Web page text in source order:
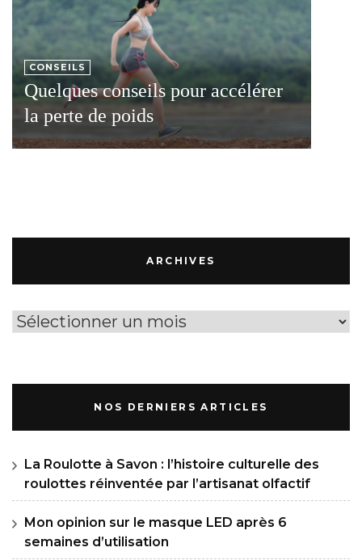
CONSEILS
Quelques conseils pour accélérer
la perte de poids
ARCHIVES
Archives
NOS DERNIERS ARTICLES
La Roulotte à Savon : l’histoire culturelle des
roulottes réinventée par l’artisanat olfactif
Mon opinion sur le masque LED après 6
semaines d’utilisation